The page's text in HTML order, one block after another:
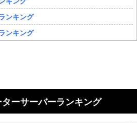
ンキング
ンキング
ーサーバーランキング